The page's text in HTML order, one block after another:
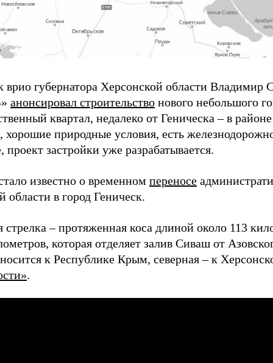
врио губернатора Херсонской области Владимир
анонсировал строительство нового небольшого
квартал, недалеко от Геническа – в
хорошие природные условия, есть
проект застройки уже разрабатывается.
известно о временном переносе
области в город Геническ.
стрелка – протяженная коса длиной около 113
которая отделяет залив Сиваш от
к Республике Крым, северная – к
.